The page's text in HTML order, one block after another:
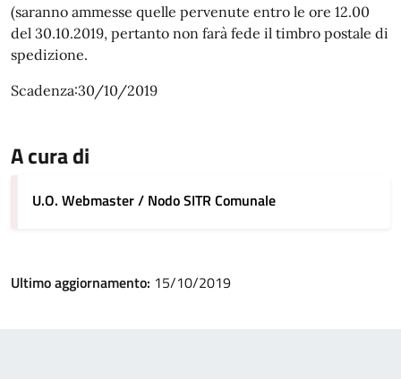
(saranno ammesse quelle pervenute entro le ore 12.00
del 30.10.2019, pertanto non farà fede il timbro postale di
spedizione.
Scadenza:30/10/2019
A cura di
U.O. Webmaster / Nodo SITR Comunale
Ultimo aggiornamento: 15/10/2019